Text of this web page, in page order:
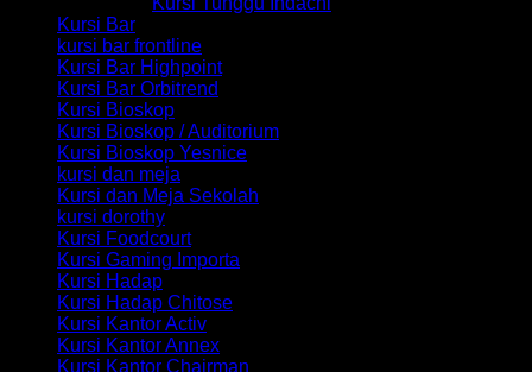
Kursi Bar
kursi bar frontline
Kursi Bar Highpoint
Kursi Bar Orbitrend
Kursi Bioskop
Kursi Bioskop / Auditorium
Kursi Bioskop Yesnice
kursi dan meja
Kursi dan Meja Sekolah
kursi dorothy
Kursi Foodcourt
Kursi Gaming Importa
Kursi Hadap
Kursi Hadap Chitose
Kursi Kantor Activ
Kursi Kantor Annex
Kursi Kantor Chairman